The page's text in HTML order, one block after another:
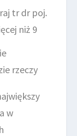
tr dr poj.
niż 9
rzeczy
w